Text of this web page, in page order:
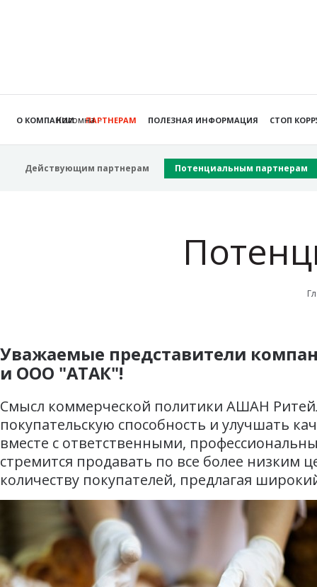
Коломна
О КОМПАНИИ ПАРТНЕРАМ ПОЛЕЗНАЯ ИНФОРМАЦИЯ СТОП
Действующим партнерам Потенциальным партнерам
Уважаемые представители
и ООО "АТАК"!
Смысл коммерческой политики АШАН
покупательскую способность и улучшать
вместе с ответственными,
стремится продавать по все более низким
количеству покупателей, предлагая